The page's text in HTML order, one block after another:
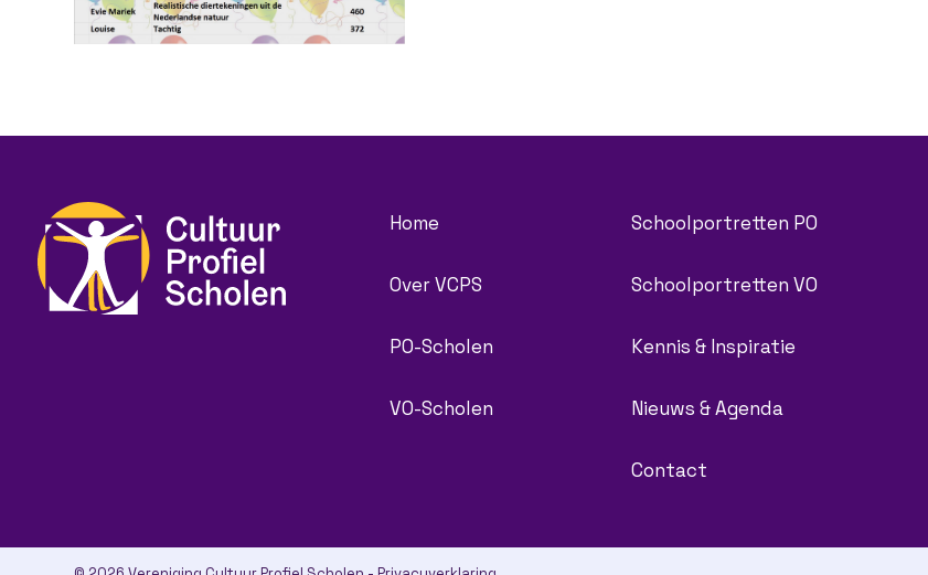
Home
Over VCPS
PO-Scholen
VO-Scholen
Schoolportretten PO
Schoolportretten VO
Kennis & Inspiratie
Nieuws & Agenda
Contact